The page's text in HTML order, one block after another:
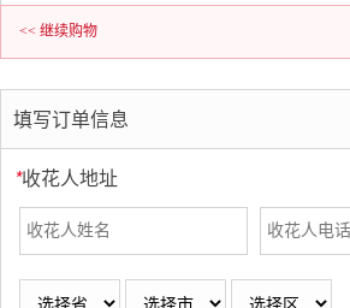
<< 继续购物
填写订单信息
*收花人地址